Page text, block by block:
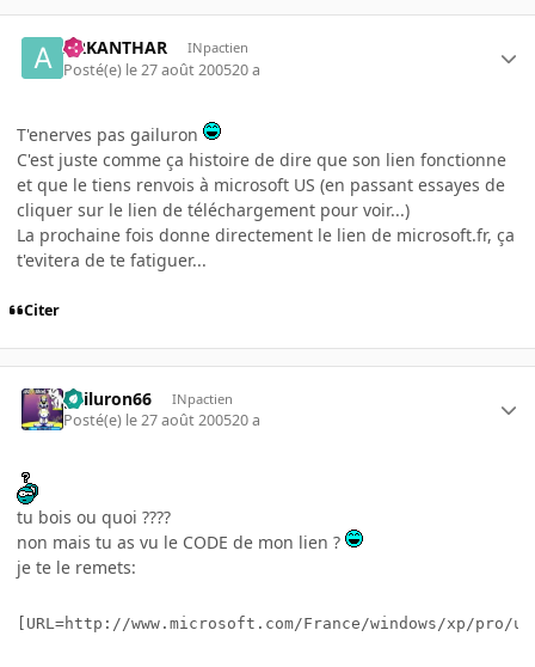
ARKANTHAR INpactien
Posté(e) le 27 août 200520 a
T'enerves pas gailuron
C'est juste comme ça histoire de dire que son lien fonctionne
et que le tiens renvois à microsoft US (en passant essayes de
cliquer sur le lien de téléchargement pour voir...)
La prochaine fois donne directement le lien de microsoft.fr, ça
t'evitera de te fatiguer...
Citer
gailuron66 INpactien
Posté(e) le 27 août 200520 a
tu bois ou quoi ????
non mais tu as vu le CODE de mon lien ?
je te le remets:
[URL=http://www.microsoft.com/France/windows/xp/